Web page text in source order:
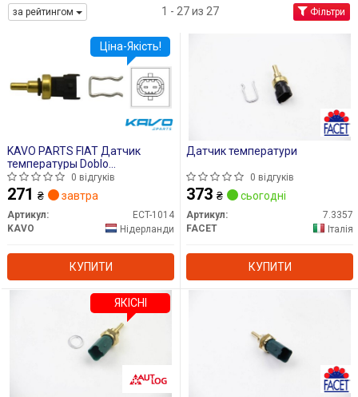
за рейтингом 1 - 27 из 27 Фільтри
KAVO PARTS FIAT Датчик
температуры Doblo
1.6d,Chevrolet Aveo
0 відгуків
271 ₴ завтра
Артикул:
ECT-1014
KAVO
Нідерланди
КУПИТИ
Ціна-Якість!
Датчик температури
0 відгуків
373 ₴ сьогодні
Артикул:
7.3357
FACET
Італія
КУПИТИ
ЯКІСНІ